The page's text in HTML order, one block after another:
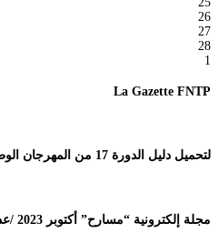
26
27
28
1
La Gazette FNTP
لتحميل دليل الدورة 17 من المهرجان الوطني للمسرح المحترف
مجلة إلكترونية “مسارح” أكتوبر 2023 /عدد تجريبي